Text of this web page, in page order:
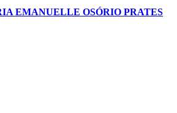
EMANUELLE OSÓRIO PRATES